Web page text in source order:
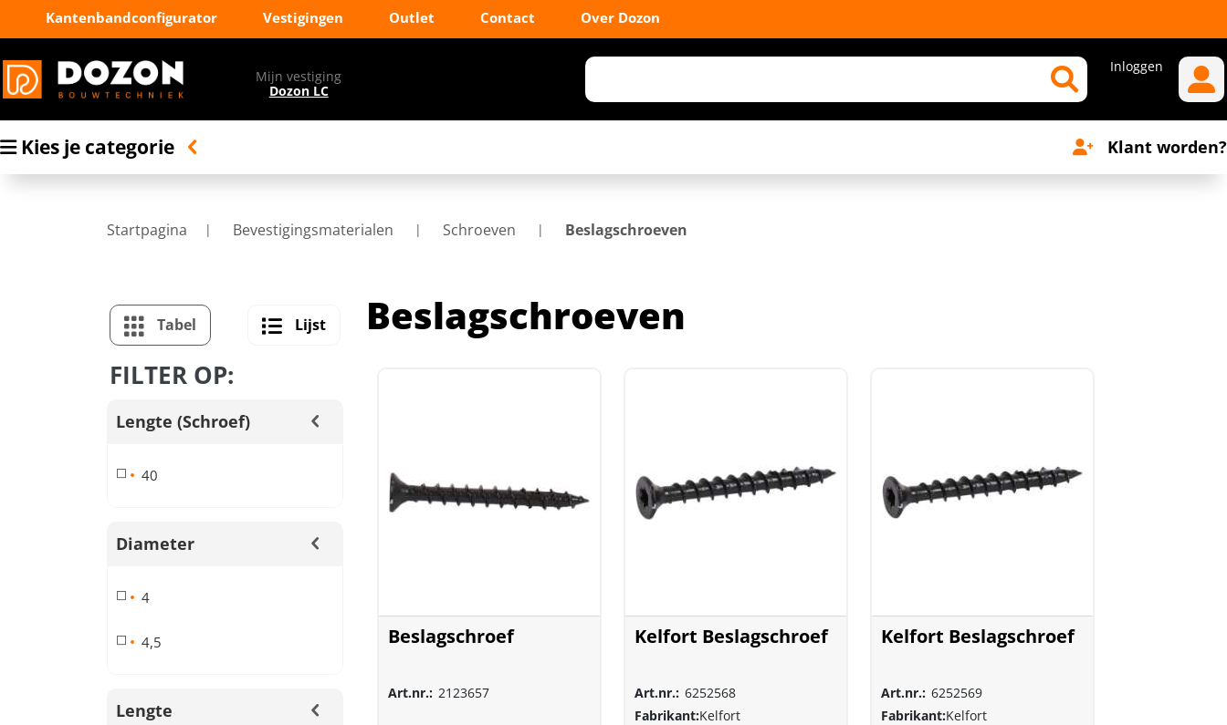
Kantenbandconfigurator Vestigingen Outlet Contact Over Dozon
Mijn vestiging
Dozon LC
Inloggen
Kies je categorie Klant worden?
Startpagina Bevestigingsmaterialen Schroeven Beslagschroeven
Tabel Lijst
FILTER OP:
Lengte (schroef)
40
Diameter
4
4,5
Lengte
Beslagschroeven
Beslagschroef
Art.nr.: 2123657
Kelfort Beslagschroef
Art.nr.: 6252568
Fabrikant:Kelfort
Kelfort Beslagschroef
Art.nr.: 6252569
Fabrikant:Kelfort